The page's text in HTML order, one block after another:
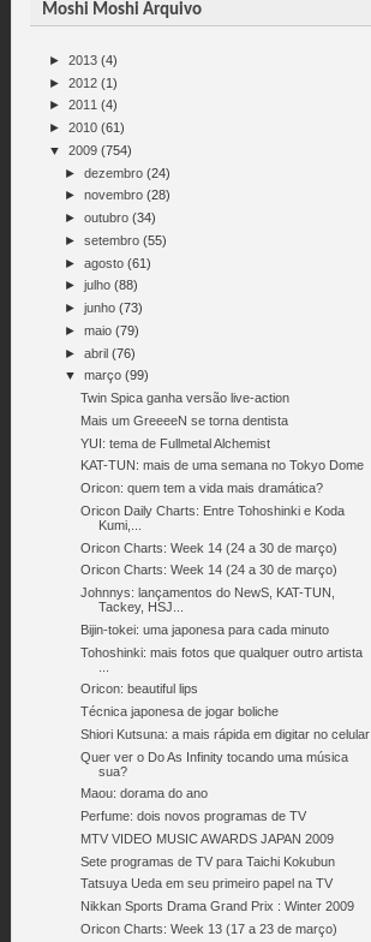
Moshi Moshi Arquivo
► 2013 (4)
► 2012 (1)
► 2011 (4)
► 2010 (61)
▼ 2009 (754)
►dezembro (24)
►novembro (28)
►outubro (34)
►setembro (55)
►agosto (61)
►julho (88)
►junho (73)
►maio (79)
►abril (76)
▼março (99)
Twin Spica ganha versão live-action
Mais um GreeeeN se torna dentista
YUI: tema de Fullmetal Alchemist
KAT-TUN: mais de uma semana no Tokyo Dome
Oricon: quem tem a vida mais dramática?
Oricon Daily Charts: Entre Tohoshinki e Koda
Kumi,...
Oricon Charts: Week 14 (24 a 30 de março)
Oricon Charts: Week 14 (24 a 30 de março)
Johnnys: lançamentos do NewS, KAT-TUN,
Tackey, HSJ...
Bijin-tokei: uma japonesa para cada minuto
Tohoshinki: mais fotos que qualquer outro artista
Oricon: beautiful lips
Técnica japonesa de jogar boliche
Shiori Kutsuna: a mais rápida em digitar no celular
Quer ver o Do As Infinity tocando uma música
sua?
Maou: dorama do ano
Perfume: dois novos programas de TV
MTV VIDEO MUSIC AWARDS JAPAN 2009
Sete programas de TV para Taichi Kokubun
Tatsuya Ueda em seu primeiro papel na TV
Nikkan Sports Drama Grand Prix : Winter 2009
Oricon Charts: Week 13 (17 a 23 de março)